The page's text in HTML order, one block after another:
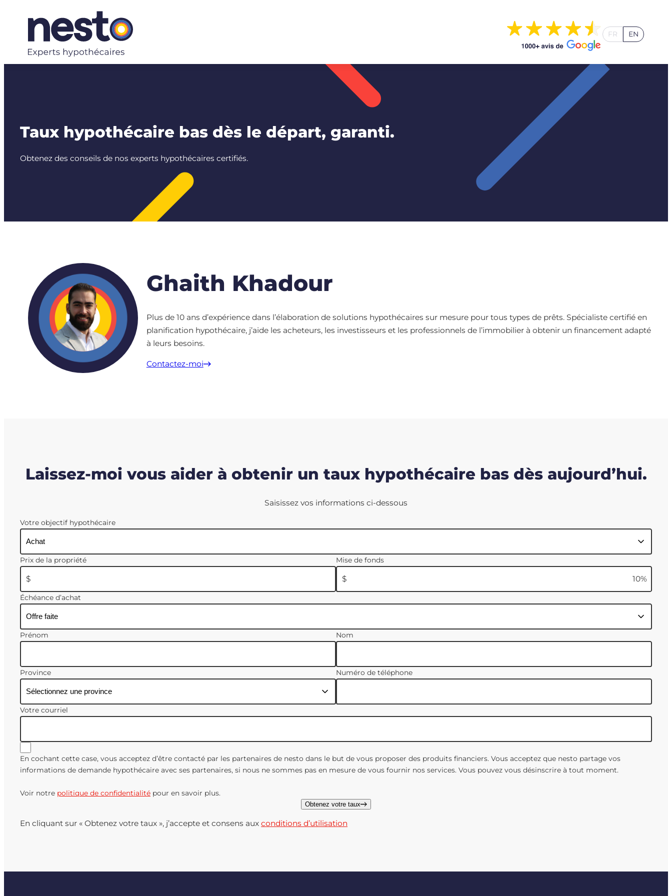
FR EN
Taux hypothécaire bas dès le départ, garanti.
Obtenez des conseils de nos experts hypothécaires certifiés.
Ghaith Khadour
Plus de 10 ans d’expérience dans l’élaboration de solutions hypothécaires sur mesure pour tous types de prêts. Spécialiste certifié en
planification hypothécaire, j’aide les acheteurs, les investisseurs et les professionnels de l’immobilier à obtenir un financement adapté
à leurs besoins.
Contactez-moi
Laissez-moi vous aider à obtenir un taux hypothécaire bas dès aujourd’hui.
Saisissez vos informations ci-dessous
Votre objectif hypothécaire
Prix de la propriété
$
Mise de fonds
$ 10%
Échéance d’achat
Prénom Nom
Province Numéro de téléphone
Votre courriel
En cochant cette case, vous acceptez d’être contacté par les partenaires de nesto dans le but de vous proposer des produits financiers. Vous acceptez que nesto partage vos
informations de demande hypothécaire avec ses partenaires, si nous ne sommes pas en mesure de vous fournir nos services. Vous pouvez vous désinscrire à tout moment.
Voir notre politique de confidentialité pour en savoir plus.
Obtenez votre taux
En cliquant sur « Obtenez votre taux », j’accepte et consens aux conditions d’utilisation